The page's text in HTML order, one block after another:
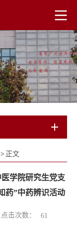
正文
学院研究生党支
药”中药辨识活动
点击次数： 61